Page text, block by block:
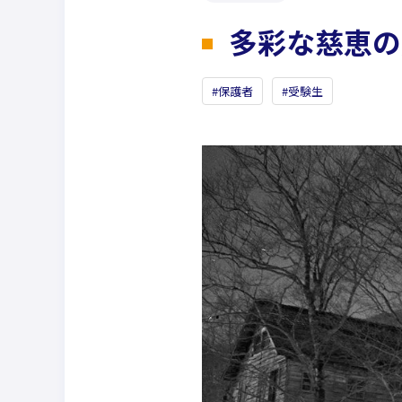
多彩な慈恵
保護者 受験生